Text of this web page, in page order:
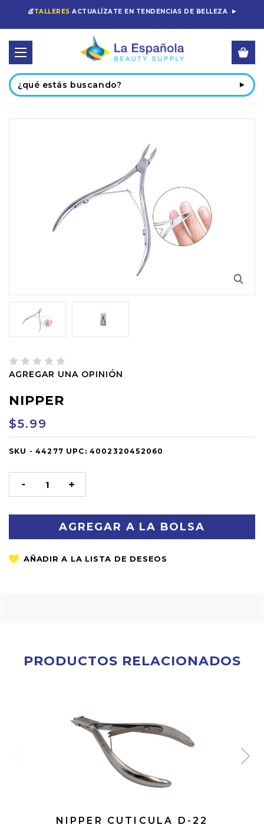
💇TALLERES ACTUALÍZATE EN TENDENCIAS DE BELLEZA
Buscar
AGREGAR UNA OPINIÓN
NIPPER
$5.99
OUT
SKU - 44277 UPC: 4002320452060
DISMINUIR
LA
AUMENTAR
LA
PRODUCTOS RELACIONADOS
NIPPER CUTICULA D-22